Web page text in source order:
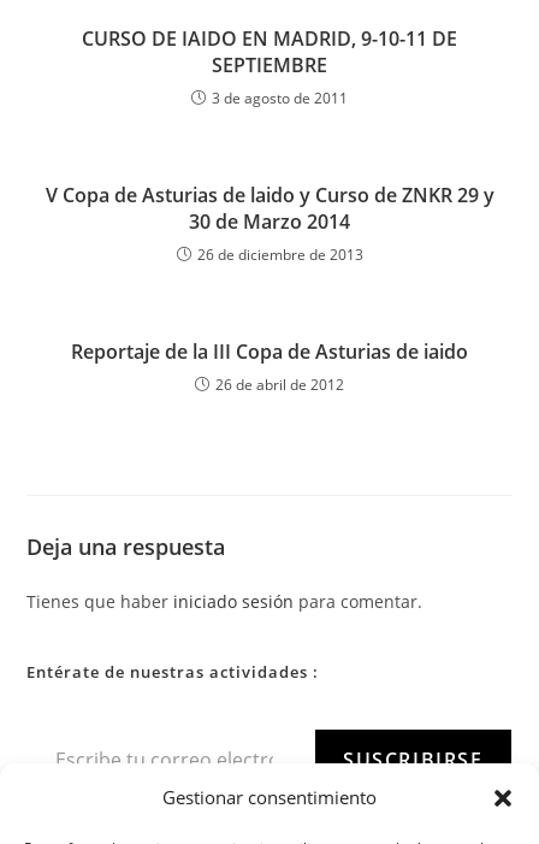
Gestionar consentimiento
CURSO DE IAIDO EN MADRID, 9-10-11 DE
SEPTIEMBRE
3 de agosto de 2011
V Copa de Asturias de laido y Curso de ZNKR 29 y
30 de Marzo 2014
26 de diciembre de 2013
Reportaje de la III Copa de Asturias de iaido
26 de abril de 2012
Deja una respuesta
Tienes que haber iniciado sesión para comentar.
Entérate de nuestras actividades :
SUSCRIBIRSE